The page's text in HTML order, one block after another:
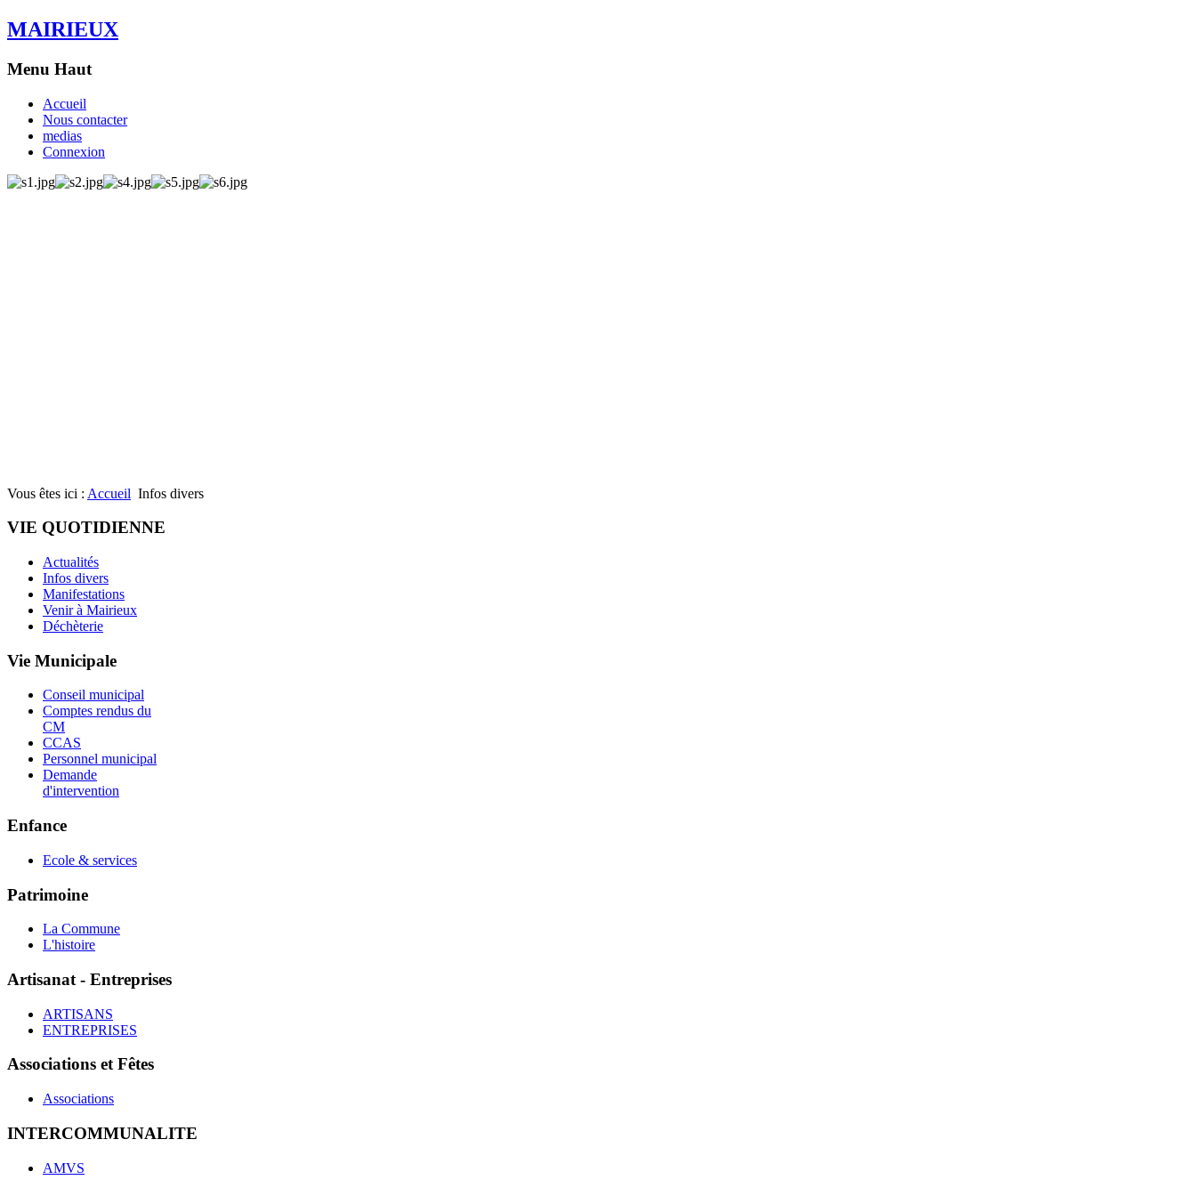
MAIRIEUX
Menu Haut
Accueil
Nous contacter
medias
Connexion
Vous êtes ici : Accueil Infos divers
VIE QUOTIDIENNE
Actualités
Infos divers
Manifestations
Venir à Mairieux
Déchèterie
Vie Municipale
Conseil municipal
Comptes rendus du
CM
CCAS
Personnel municipal
Demande
d'intervention
Enfance
Ecole & services
Patrimoine
La Commune
L'histoire
Artisanat - Entreprises
ARTISANS
ENTREPRISES
Associations et Fêtes
Associations
INTERCOMMUNALITE
AMVS